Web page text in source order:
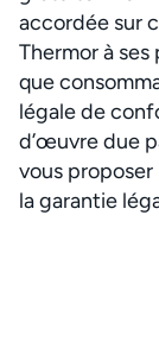
accordée sur
Thermor à
que
légale de
d’œuvre due
vous
la garantie